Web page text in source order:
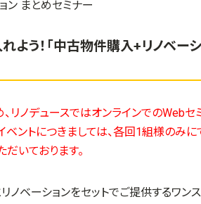
う！「中古物件購入+リノベーシ
リノデュースではオンラインでのWeb
ベントにつきましては、各回1組様のみ
いております。
ノベーションをセットでご提供するワン